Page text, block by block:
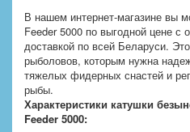
В нашем интернет-магазине вы
Feeder 5000 по выгодной цене с
доставкой по всей Беларуси.
рыболовов, которым нужна
тяжелых фидерных снастей и
рыбы.
Характеристики катушки
Feeder 5000: